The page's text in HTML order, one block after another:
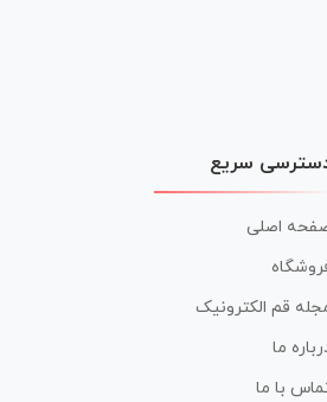
سریع
اصلی
قم الکترونیک
ما
با ما